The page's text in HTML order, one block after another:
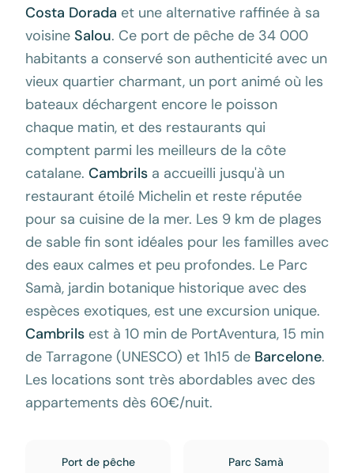
Costa Dorada et une alternative raffinée à sa
voisine Salou. Ce port de pêche de 34 000
habitants a conservé son authenticité avec un
vieux quartier charmant, un port animé où les
bateaux déchargent encore le poisson
chaque matin, et des restaurants qui
comptent parmi les meilleurs de la côte
catalane. Cambrils a accueilli jusqu'à un
restaurant étoilé Michelin et reste réputée
pour sa cuisine de la mer. Les 9 km de plages
de sable fin sont idéales pour les familles avec
des eaux calmes et peu profondes. Le Parc
Samà, jardin botanique historique avec des
espèces exotiques, est une excursion unique.
Cambrils est à 10 min de PortAventura, 15 min
de Tarragone (UNESCO) et 1h15 de Barcelone.
Les locations sont très abordables avec des
appartements dès 60€/nuit.
Port de pêche Parc Samà